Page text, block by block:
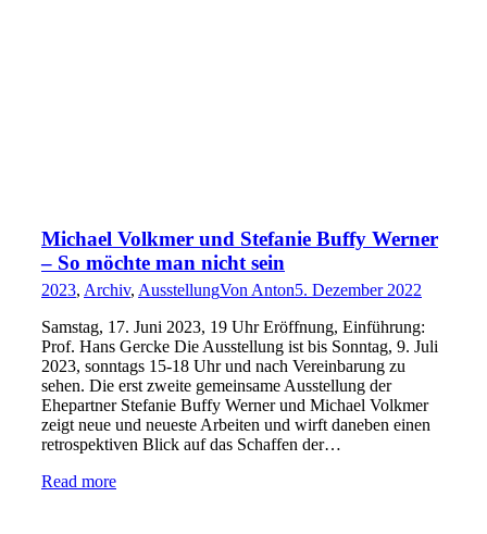
Michael Volkmer und Stefanie Buffy Werner
– So möchte man nicht sein
2023, Archiv, AusstellungVon Anton5. Dezember 2022
Samstag, 17. Juni 2023, 19 Uhr Eröffnung, Einführung:
Prof. Hans Gercke Die Ausstellung ist bis Sonntag, 9. Juli
2023, sonntags 15-18 Uhr und nach Vereinbarung zu
sehen. Die erst zweite gemeinsame Ausstellung der
Ehepartner Stefanie Buffy Werner und Michael Volkmer
zeigt neue und neueste Arbeiten und wirft daneben einen
retrospektiven Blick auf das Schaffen der…
Read more